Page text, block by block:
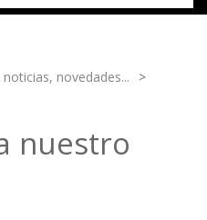
novedades...
>
nuestro